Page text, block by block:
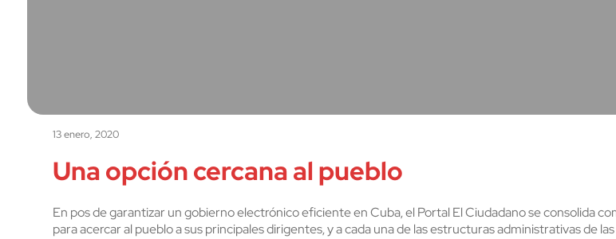
13 enero, 2020
Una opción cercana al pueblo
En pos de garantizar un gobierno electrónico eficiente en Cuba, el Portal El Ciudadano se consolida
para acercar al pueblo a sus principales dirigentes, y a cada una de las estructuras administrativas de